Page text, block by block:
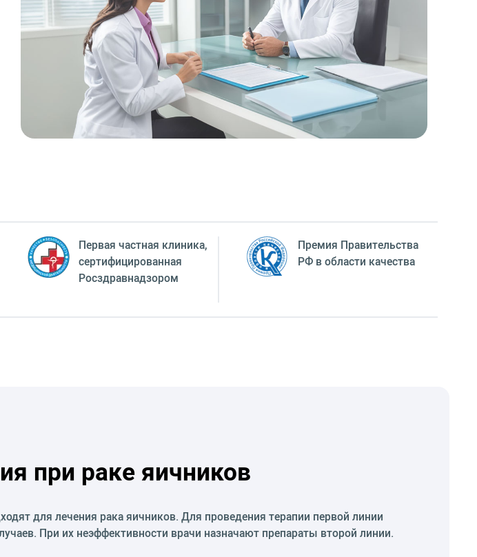
Первая частная клиника,
сертифицированная
Росздравнадзором
Премия Правительства
РФ в области качества
при раке яичников
для лечения рака яичников. Для проведения терапии первой линии
При их неэффективности врачи назначают препараты второй линии.